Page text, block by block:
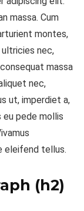
massa. Cum
montes,
nec,
massa
nec,
ut, imperdiet a,
pede mollis
eleifend tellus.
(h2)